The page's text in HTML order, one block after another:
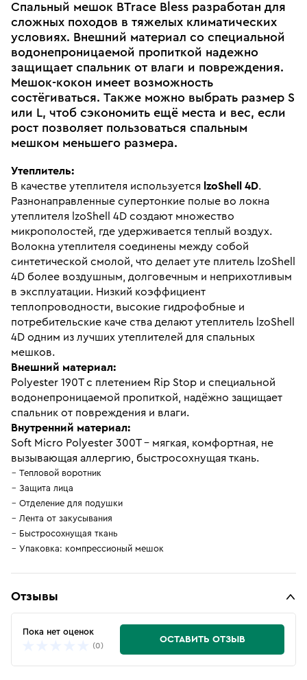
Спальный мешок BTrace Bless разработан для
сложных походов в тяжелых климатических
условиях. Внешний материал со специальной
водонепроницаемой пропиткой надежно
защищает спальник от влаги и повреждения.
Мешок-кокон имеет возможность
состёгиваться. Также можно выбрать размер S
или L, чтоб сэкономить ещё места и вес, если
рост позволяет пользоваться спальным
мешком меньшего размера.
Утеплитель:
В качестве утеплителя используется lzoShell 4D.
Разнонаправленные супертонкие полые во локна
утеплителя lzoShell 4D создают множество
микрополостей, где удерживается теплый воздух.
Волокна утеплителя соединены между собой
синтетической смолой, что делает уте плитель lzoShell
4D более воздушным, долговечным и неприхотливым
в эксплуатации. Низкий коэффициент
теплопроводности, высокие гидрофобные и
потребительские каче ства делают утеплитель lzoShell
4D одним из лучших утеплителей для спальных
мешков.
Внешний материал:
Polyester 190Т с плетением Rip Stop и специальной
водонепроницаемой пропиткой, надёжно защищает
спальник от повреждения и влаги.
Внутренний материал:
Soft Micro Polyester 300Т - мягкая, комфортная, не
вызывающая аллергию, быстросохнущая ткань.
Тепловой воротник
Защита лица
Отделение для подушки
Лента от закусывания
Быстросохнущая ткань
Упаковка: компрессионый мешок
Отзывы
Пока нет оценок
(0)
ОСТАВИТЬ ОТЗЫВ